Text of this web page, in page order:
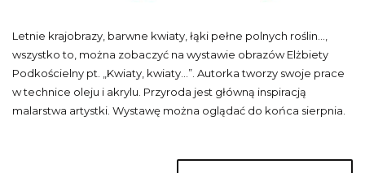
Letnie krajobrazy, barwne kwiaty, łąki pełne polnych roślin...,
wszystko to, można zobaczyć na wystawie obrazów Elżbiety
Podkościelny pt. „Kwiaty, kwiaty...”. Autorka tworzy swoje prace
w technice oleju i akrylu. Przyroda jest główną inspiracją
malarstwa artystki. Wystawę można oglądać do końca sierpnia.